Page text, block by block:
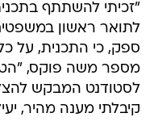
"זכיתי להשתתף
לתואר ראשון
ספק, כי התכנית, על
מספר משה פוקס,
לסטודנט המבקש
קיבלתי מענה מהיר,